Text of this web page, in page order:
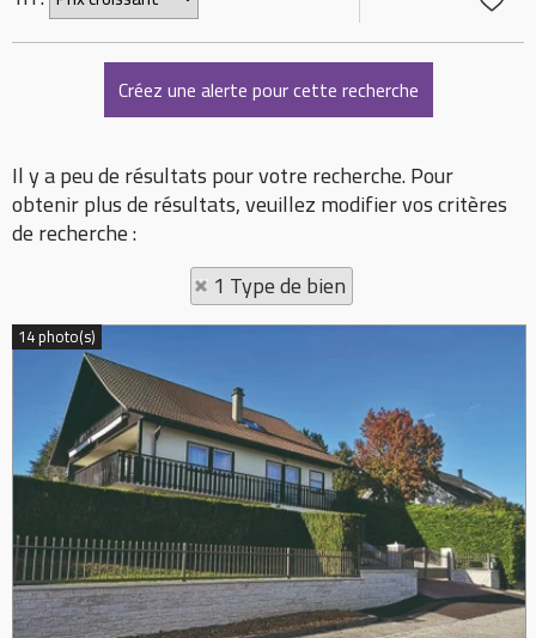
Il y a peu de résultats pour votre recherche. Pour
obtenir plus de résultats, veuillez modifier vos critères
de recherche :
1 Type de bien
14 photo(s)